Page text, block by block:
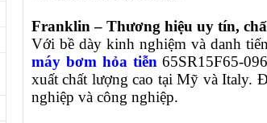
Franklin – Thương hiệu uy tín,
Với bề dày kinh nghiệm và danh
máy bơm hỏa tiễn 65SR15F65-
xuất chất lượng cao tại Mỹ và Italy.
nghiệp và công nghiệp.